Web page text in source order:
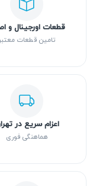
قطعات اورجینال و
تامین قطعات معتبر
اعزام سریع در
هماهنگی فوری